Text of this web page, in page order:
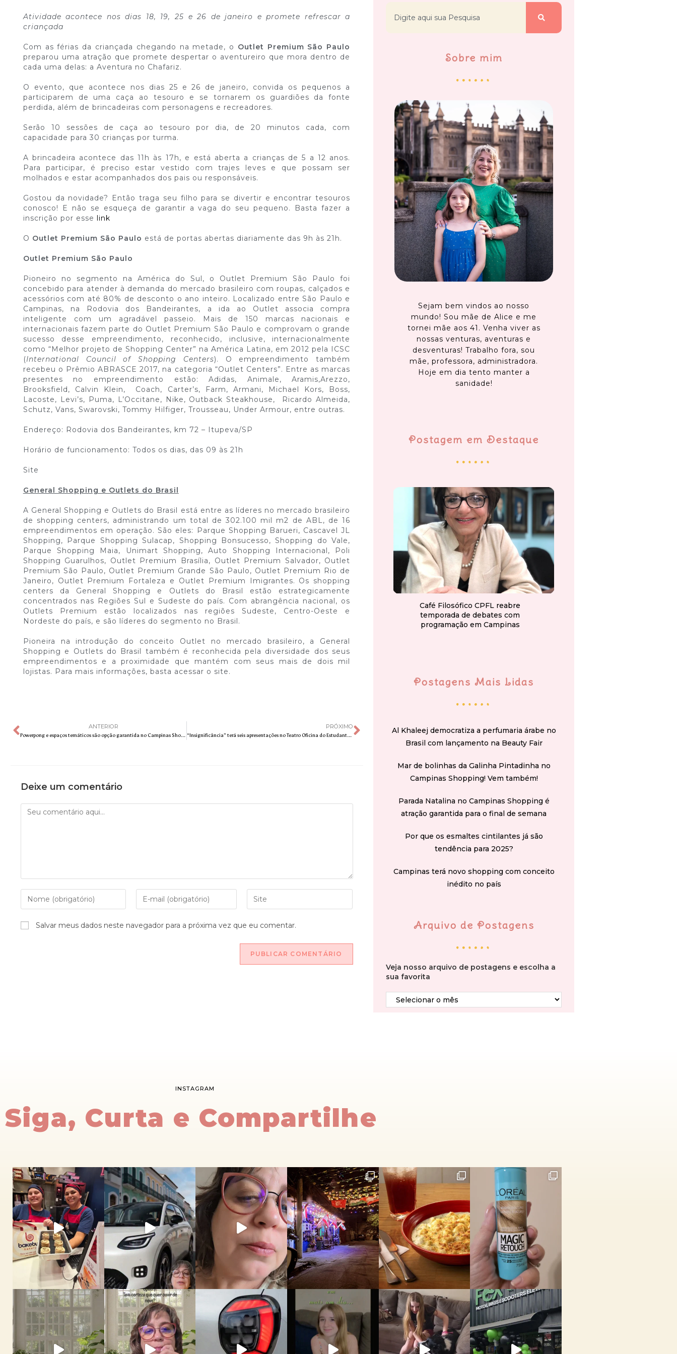
Atividade acontece nos dias 18, 19, 25 e 26 de janeiro e promete refrescar a
criançada
Com as férias da criançada chegando na metade, o Outlet Premium São Paulo
preparou uma atração que promete despertar o aventureiro que mora dentro de
cada uma delas: a Aventura no Chafariz.
O evento, que acontece nos dias 25 e 26 de janeiro, convida os pequenos a
participarem de uma caça ao tesouro e se tornarem os guardiões da fonte
perdida, além de brincadeiras com personagens e recreadores.
Serão 10 sessões de caça ao tesouro por dia, de 20 minutos cada, com
capacidade para 30 crianças por turma.
A brincadeira acontece das 11h às 17h, e está aberta a crianças de 5 a 12 anos.
Para participar, é preciso estar vestido com trajes leves e que possam ser
molhados e estar acompanhados dos pais ou responsáveis.
Gostou da novidade? Então traga seu filho para se divertir e encontrar tesouros
conosco! E não se esqueça de garantir a vaga do seu pequeno. Basta fazer a
inscrição por esse link
O Outlet Premium São Paulo está de portas abertas diariamente das 9h às 21h.
Outlet Premium São Paulo
Pioneiro no segmento na América do Sul, o Outlet Premium São Paulo foi
concebido para atender à demanda do mercado brasileiro com roupas, calçados e
acessórios com até 80% de desconto o ano inteiro. Localizado entre São Paulo e
Campinas, na Rodovia dos Bandeirantes, a ida ao Outlet associa compra
inteligente com um agradável passeio. Mais de 150 marcas nacionais e
internacionais fazem parte do Outlet Premium São Paulo e comprovam o grande
sucesso desse empreendimento, reconhecido, inclusive, internacionalmente
como “Melhor projeto de Shopping Center” na América Latina, em 2012 pela ICSC
(International Council of Shopping Centers). O empreendimento também
recebeu o Prêmio ABRASCE 2017, na categoria “Outlet Centers”. Entre as marcas
presentes no empreendimento estão: Adidas, Animale, Aramis,Arezzo,
Brooksfield, Calvin Klein, Coach, Carter’s, Farm, Armani, Michael Kors, Boss,
Lacoste, Levi’s, Puma, L’Occitane, Nike, Outback Steakhouse, Ricardo Almeida,
Schutz, Vans, Swarovski, Tommy Hilfiger, Trousseau, Under Armour, entre outras.
Endereço: Rodovia dos Bandeirantes, km 72 – Itupeva/SP
Horário de funcionamento: Todos os dias, das 09 às 21h
Site
General Shopping e Outlets do Brasil
A General Shopping e Outlets do Brasil está entre as líderes no mercado brasileiro
de shopping centers, administrando um total de 302.100 mil m2 de ABL, de 16
empreendimentos em operação. São eles: Parque Shopping Barueri, Cascavel JL
Shopping, Parque Shopping Sulacap, Shopping Bonsucesso, Shopping do Vale,
Parque Shopping Maia, Unimart Shopping, Auto Shopping Internacional, Poli
Shopping Guarulhos, Outlet Premium Brasília, Outlet Premium Salvador, Outlet
Premium São Paulo, Outlet Premium Grande São Paulo, Outlet Premium Rio de
Janeiro, Outlet Premium Fortaleza e Outlet Premium Imigrantes. Os shopping
centers da General Shopping e Outlets do Brasil estão estrategicamente
concentrados nas Regiões Sul e Sudeste do país. Com abrangência nacional, os
Outlets Premium estão localizados nas regiões Sudeste, Centro-Oeste e
Nordeste do país, e são líderes do segmento no Brasil.
Pioneira na introdução do conceito Outlet no mercado brasileiro, a General
Shopping e Outlets do Brasil também é reconhecida pela diversidade dos seus
empreendimentos e a proximidade que mantém com seus mais de dois mil
lojistas. Para mais informações, basta acessar o site.
ANTERIOR
Powerpong e espaços temáticos são opção garantida no Campinas Shopping
PRÓXIMO
“Insignificância” terá seis apresentações no Teatro Oficina do Estudante, em Campinas
Deixe um comentário
Salvar meus dados neste navegador para a próxima vez que eu comentar.
Sobre mim
Sejam bem vindos ao nosso
mundo! Sou mãe de Alice e me
tornei mãe aos 41. Venha viver as
nossas venturas, aventuras e
desventuras! Trabalho fora, sou
mãe, professora, administradora.
Hoje em dia tento manter a
sanidade!
Postagem em Destaque
Café Filosófico CPFL reabre
temporada de debates com
programação em Campinas
Postagens Mais Lidas
Al Khaleej democratiza a perfumaria árabe no
Brasil com lançamento na Beauty Fair
Mar de bolinhas da Galinha Pintadinha no
Campinas Shopping! Vem também!
Parada Natalina no Campinas Shopping é
atração garantida para o final de semana
Por que os esmaltes cintilantes já são
tendência para 2025?
Campinas terá novo shopping com conceito
inédito no país
Arquivo de Postagens
Veja nosso arquivo de postagens e escolha a
sua favorita
INSTAGRAM
Siga, Curta e Compartilhe